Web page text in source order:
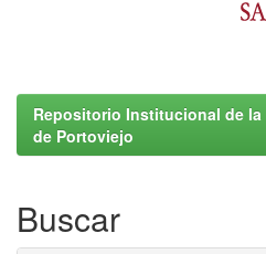
Repositorio Institucional de la
de Portoviejo
Buscar